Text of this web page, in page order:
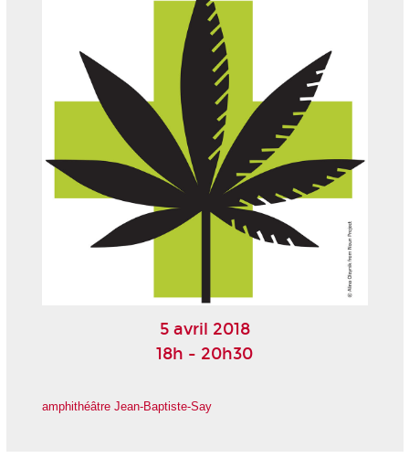
5 avril 2018
18h - 20h30
amphithéâtre Jean-Baptiste-Say